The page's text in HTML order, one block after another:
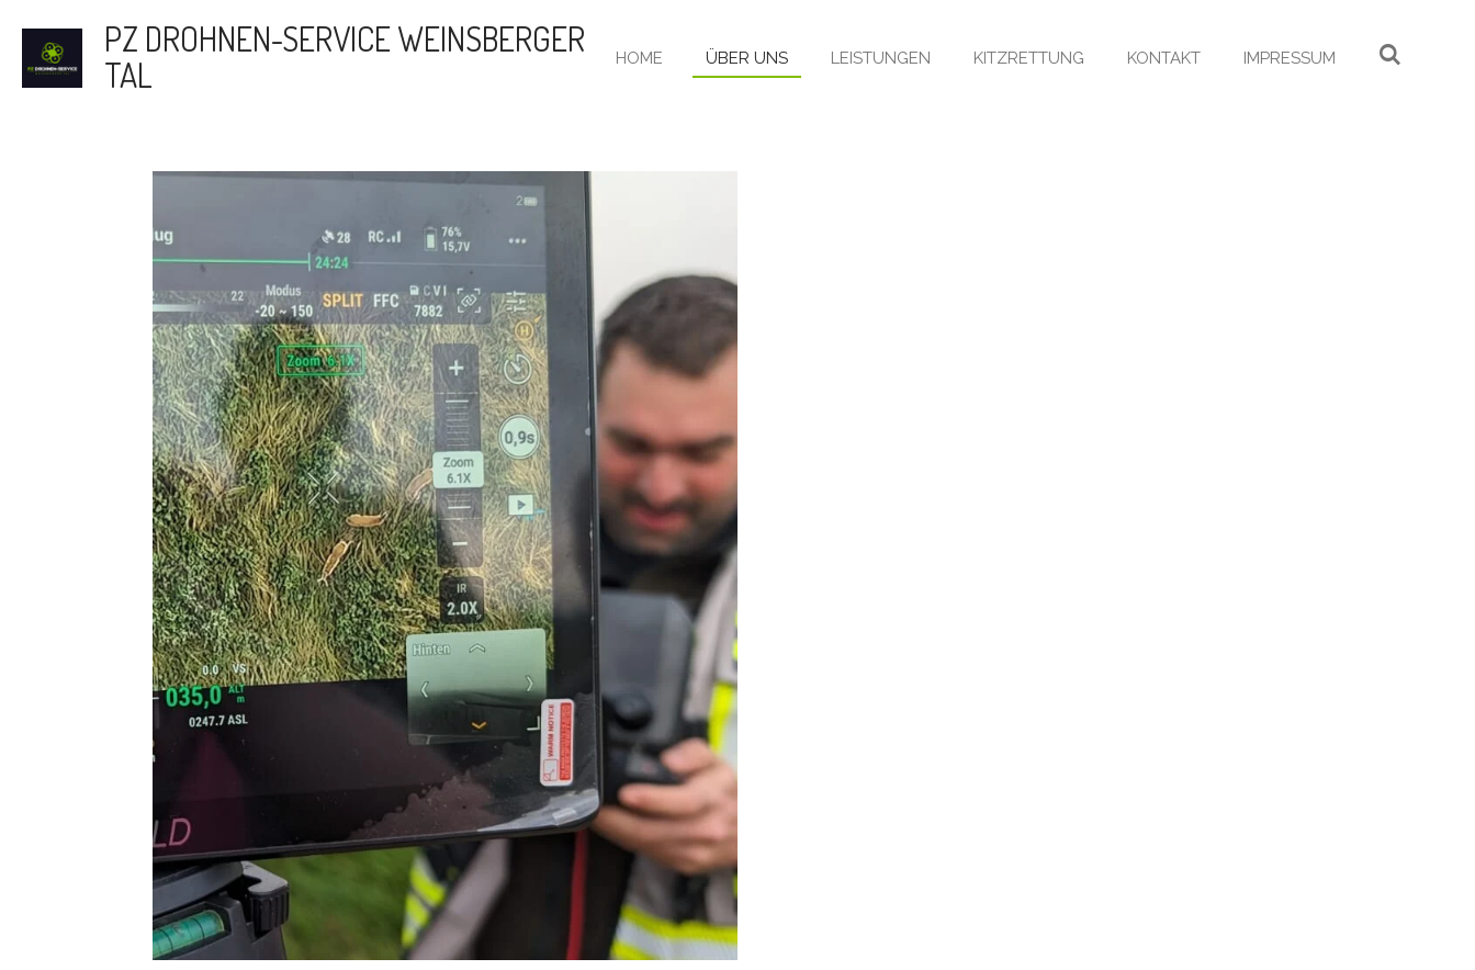
Hauptinhalt
springen
PZ DROHNEN-SERVICE WEINSBERGER
TAL
HOME ÜBER UNS LEISTUNGEN KITZRETTUNG KONTAKT IMPRESSUM